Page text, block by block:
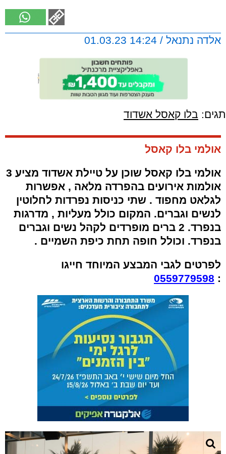
אלדה נתנאל / 14:24 01.03.23
תגים: בלו קאסל אשדוד
אולמי בלו קאסל
אולמי בלו קאסל שוכן על טיילת אשדוד מציע 3
אולמות אירועים בהפרדה מלאה , אפשרות
לגלאט מחפוד . שתי כניסות נפרדות לחלוטין
לנשים וגברים. המקום כולל מעליות , מדרגות
בנפרד. 2 ברים מופרדים לקהל נשים וגברים
בנפרד. וכולל חופה תחת כיפת השמיים .
לפרטים לגבי המבצע המיוחד חייגו
:
0559779598